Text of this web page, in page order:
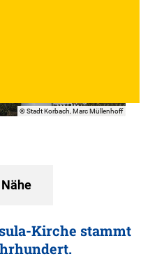
© Stadt Korbach, Marc Müllenhoff
Nähe
Kirche stammt